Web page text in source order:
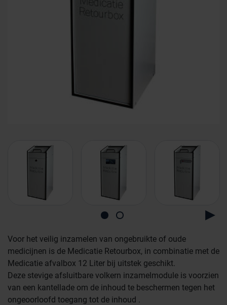
Voor het veilig inzamelen van ongebruikte of oude
medicijnen is de Medicatie Retourbox, in combinatie met de
Medicatie afvalbox 12 Liter bij uitstek geschikt.
Deze stevige afsluitbare volkern inzamelmodule is voorzien
van een kantellade om de inhoud te beschermen tegen het
ongeoorloofd toegang tot de inhoud .
Farmaceutische industrie